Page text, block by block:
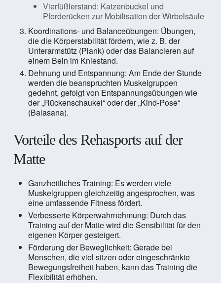
Vierfüßlerstand: Katzenbuckel und
Pferderücken zur Mobilisation der Wirbelsäule
Koordinations- und Balanceübungen: Übungen,
die die Körperstabilität fördern, wie z. B. der
Unterarmstütz (Plank) oder das Balancieren auf
einem Bein im Kniestand.
Dehnung und Entspannung: Am Ende der Stunde
werden die beanspruchten Muskelgruppen
gedehnt, gefolgt von Entspannungsübungen wie
der „Rückenschaukel“ oder der „Kind-Pose“
(Balasana).
Vorteile des Rehasports auf der
Matte
Ganzheitliches Training: Es werden viele
Muskelgruppen gleichzeitig angesprochen, was
eine umfassende Fitness fördert.
Verbesserte Körperwahrnehmung: Durch das
Training auf der Matte wird die Sensibilität für den
eigenen Körper gesteigert.
Förderung der Beweglichkeit: Gerade bei
Menschen, die viel sitzen oder eingeschränkte
Bewegungsfreiheit haben, kann das Training die
Flexibilität erhöhen.